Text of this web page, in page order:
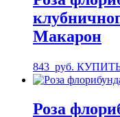
Макарон
843 руб. КУПИТЬ
Роза